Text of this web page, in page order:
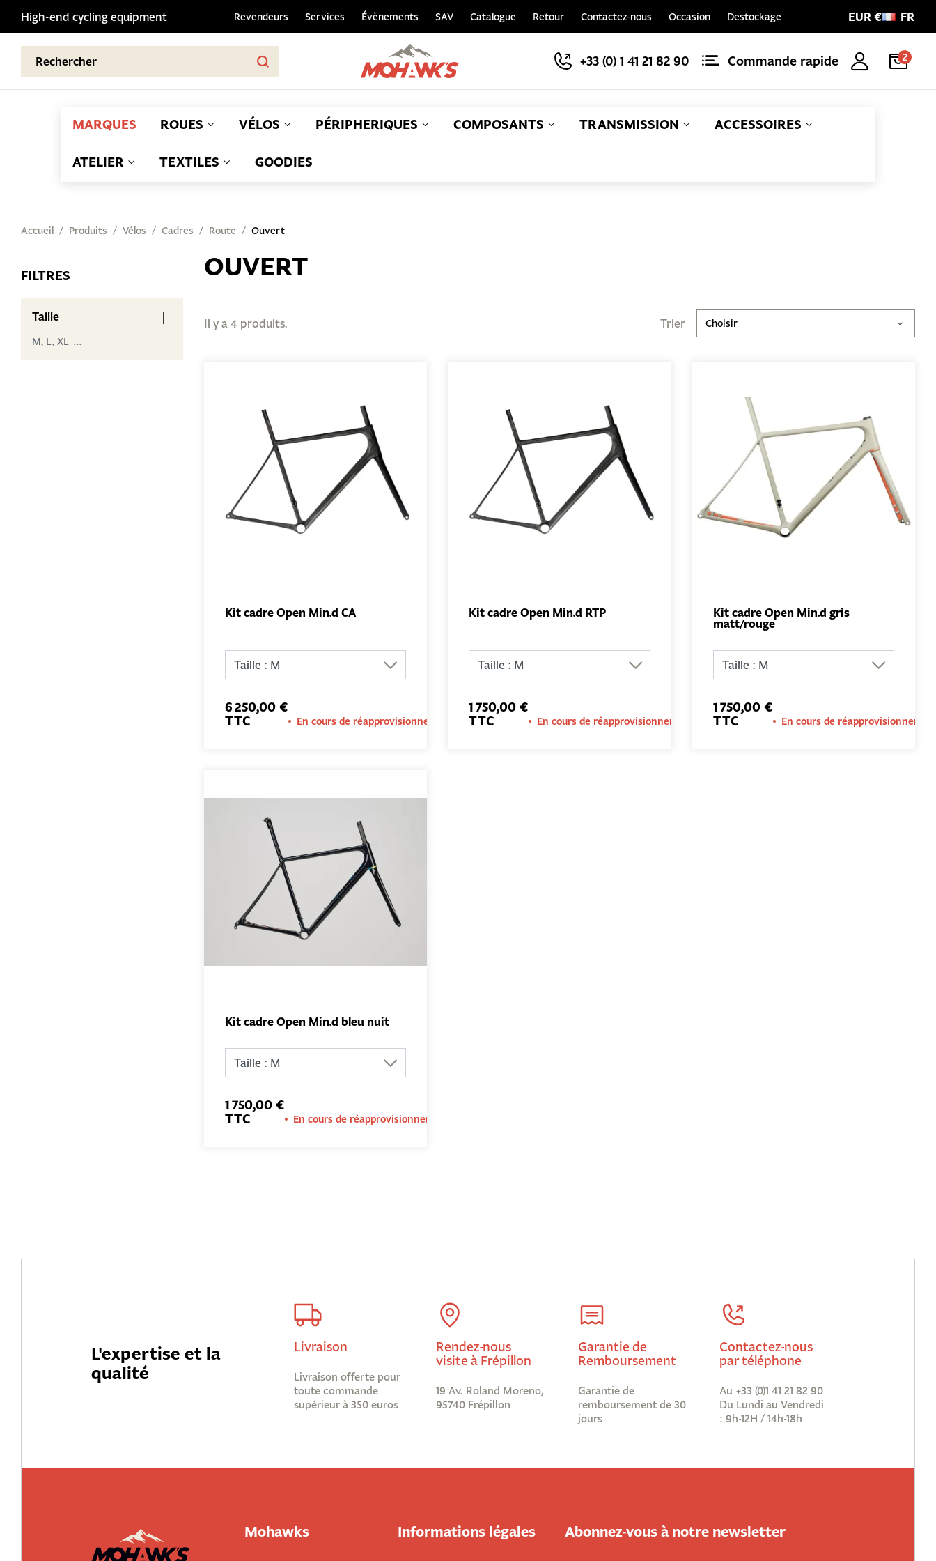
High-end cycling equipment Revendeurs Services Évènements SAV Catalogue Retour Contactez-nous Occasion Destockage EUR € FR
+33 (0) 1 41 21 82 90 Commande rapide 2
MARQUES ROUES VÉLOS PÉRIPHERIQUES COMPOSANTS TRANSMISSION ACCESSOIRES
ATELIER TEXTILES GOODIES
Accueil Produits Vélos Cadres Route Ouvert
FILTRES
Taille
M, L, XL ...
OUVERT
Il y a 4 produits. Trier Choisir
Kit cadre Open Min.d CA
6 250,00 €
TTC
En cours de réapprovisionnement
Kit cadre Open Min.d RTP
1 750,00 €
TTC
En cours de réapprovisionnement
Kit cadre Open Min.d gris
matt/rouge
1 750,00 €
TTC
En cours de
PANIER
Kit cadre Open Min.d bleu nuit
1 750,00 €
TTC
En cours de réapprovisionnement
L'expertise et la
qualité
Livraison
Livraison offerte pour
toute commande
supérieur à 350 euros
Rendez-nous
visite à Frépillon
19 Av. Roland Moreno,
95740 Frépillon
Garantie de
Remboursement
Garantie de
remboursement de 30
jours
Contactez-nous
par téléphone
Au +33 (0)1 41 21 82 90
Du Lundi au Vendredi
: 9h-12H / 14h-18h
Mohawks Informations légales Abonnez-vous à notre newsletter